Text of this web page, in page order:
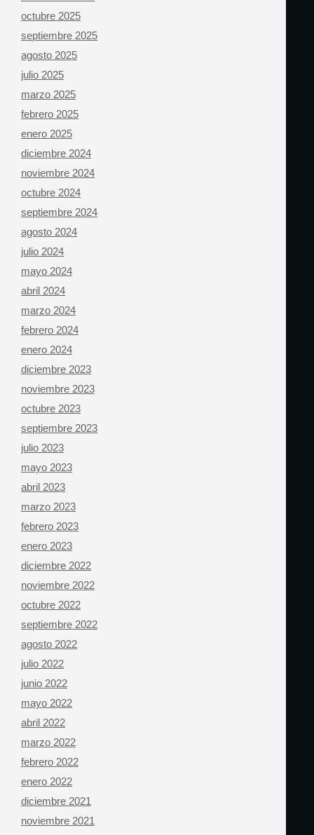
octubre 2025
septiembre 2025
agosto 2025
julio 2025
marzo 2025
febrero 2025
enero 2025
diciembre 2024
noviembre 2024
octubre 2024
septiembre 2024
agosto 2024
julio 2024
mayo 2024
abril 2024
marzo 2024
febrero 2024
enero 2024
diciembre 2023
noviembre 2023
octubre 2023
septiembre 2023
julio 2023
mayo 2023
abril 2023
marzo 2023
febrero 2023
enero 2023
diciembre 2022
noviembre 2022
octubre 2022
septiembre 2022
agosto 2022
julio 2022
junio 2022
mayo 2022
abril 2022
marzo 2022
febrero 2022
enero 2022
diciembre 2021
noviembre 2021